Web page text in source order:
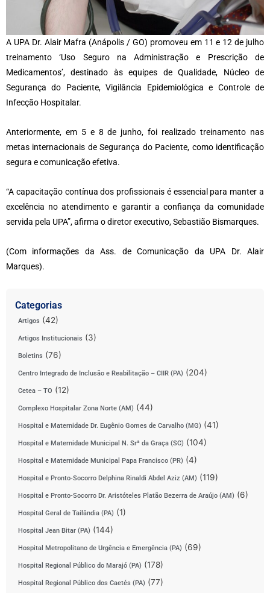
A UPA Dr. Alair Mafra (Anápolis / GO) promoveu em 11 e 12 de julho
treinamento ‘Uso Seguro na Administração e Prescrição de
Medicamentos’, destinado às equipes de Qualidade, Núcleo de
Segurança do Paciente, Vigilância Epidemiológica e Controle de
Infecção Hospitalar.
Anteriormente, em 5 e 8 de junho, foi realizado treinamento nas
metas internacionais de Segurança do Paciente, como identificação
segura e comunicação efetiva.
“A capacitação contínua dos profissionais é essencial para manter a
excelência no atendimento e garantir a confiança da comunidade
servida pela UPA”, afirma o diretor executivo, Sebastião Bismarques.
(Com informações da Ass. de Comunicação da UPA Dr. Alair
Marques).
Categorias
Artigos (42)
Artigos Institucionais (3)
Boletins (76)
Centro Integrado de Inclusão e Reabilitação – CIIR (PA) (204)
Cetea – TO (12)
Complexo Hospitalar Zona Norte (AM) (44)
Hospital e Maternidade Dr. Eugênio Gomes de Carvalho (MG) (41)
Hospital e Maternidade Municipal N. Srª da Graça (SC) (104)
Hospital e Maternidade Municipal Papa Francisco (PR) (4)
Hospital e Pronto-Socorro Delphina Rinaldi Abdel Aziz (AM) (119)
Hospital e Pronto-Socorro Dr. Aristóteles Platão Bezerra de Araújo (AM) (6)
Hospital Geral de Tailândia (PA) (1)
Hospital Jean Bitar (PA) (144)
Hospital Metropolitano de Urgência e Emergência (PA) (69)
Hospital Regional Público do Marajó (PA) (178)
Hospital Regional Público dos Caetés (PA) (77)